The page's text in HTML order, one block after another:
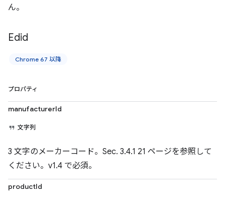
ん。
Edid
Chrome 67 以降
プロパティ
manufacturerId
文字列
3 文字のメーカーコード。Sec. 3.4.1 21 ページを参照して
ください。v1.4 で必須。
productId